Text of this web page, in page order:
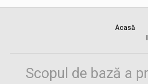
Acasă
Scopul de bază a